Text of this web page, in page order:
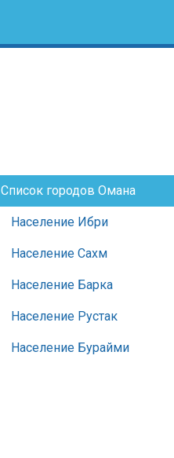
Список городов Омана
Население Ибри
Население Сахм
Население Барка
Население Рустак
Население Бурайми